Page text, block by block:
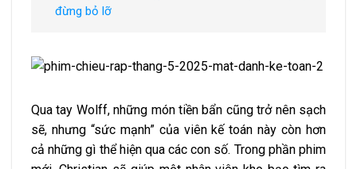
đừng bỏ lỡ
Qua tay Wolff, những món tiền bẩn cũng trở nên sạch
sẽ, nhưng “sức mạnh” của viên kế toán này còn hơn
cả những gì thể hiện qua các con số. Trong phần phim